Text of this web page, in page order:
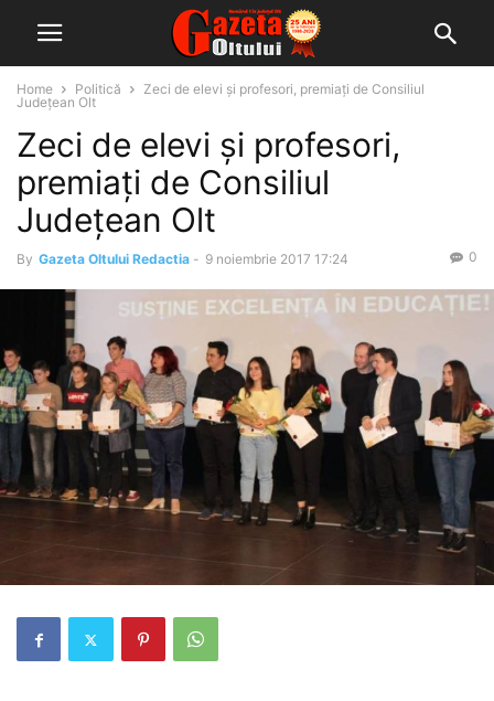
Home Politică
Zeci de elevi şi profesori, premiaţi de Consiliul
Judeţean Olt
Zeci de elevi şi profesori,
premiaţi de Consiliul
Judeţean Olt
By Gazeta Oltului Redactia - 9 noiembrie 2017 17:24 0